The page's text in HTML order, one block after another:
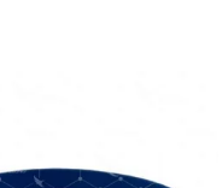
Añadir